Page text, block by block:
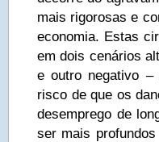
mais rigorosas e
economia. Estas
em dois cenários
e outro negativo –
risco de que os
desemprego de
ser mais